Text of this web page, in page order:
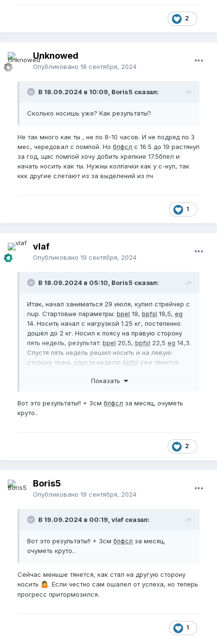
2
Unknowed
Опубликовано 18 сентября, 2024
В 18.09.2024 в 10:09, Boris5 сказал:
Сколько носишь уже? Как результаты?
Не так много как ты , не по 8-10 часов. И не подряд по 3
мес, чередовал с помпой. Но бпфсл с 16.5 до 19 растянул
за год, щас помпой хочу добить крепкие 17.5бпел и
начать носить как ты. Нужны колпачки как у с-нуп, так
ккк другие слетают из за выделений из пч
1
vlaf
Опубликовано 19 сентября, 2024
В 18.09.2024 в 05:10, Boris5 сказал:
Итак, начал заниматься 29 июля, купил стрейчер с
nup. Стартовые параметры: bpel 19, bpfsl 19,5, eg
14. Носить начал с нагрузкой 1.25 кг, постепенно
дошёл до 2 кг. Носил к поясу на правую сторону
пять недель, результат: bpel 20,5, bpfsl 22,5 eg 14,3.
Спустя пять недель решил носить и на левую
сторону тоже, спустя неделю bpfsl уже тянется
без изменений, но заметил, что на эрекции
Жировая прослойка толстая, вешу 95 рост 180,
занимаюсь силовыми почти каждый день, уже
Нупим дальше, приношу ещё стрейчер на левую
сторону недельку другую, и буду заниматься
Да, пью ВСАА и л аргинин для занятий, от креатина
пока отказался, с него в туалет часто хочется, а
день, 6/1. Всем удачи и роста!
Показать
Вот это результаты!! + 3см бпфсл за месяц, очуметь
круто..
2
Boris5
Опубликовано 19 сентября, 2024
В 19.09.2024 в 00:19, vlaf сказал:
Вот это результаты!! + 3см бпфсл за месяц,
очуметь круто..
Сейчас меньше тянется, как стал на другую сторону
носить 🤷. Если честно сам ошалел от успеха, но теперь
прогресс притормозился.
1